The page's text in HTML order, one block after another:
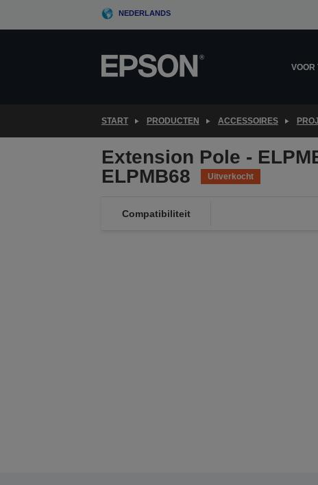
NEDERLANDS
VOOR
START PRODUCTEN ACCESSOIRES
Extension Pole -
ELPMB68
Uitverkocht
Compatibiliteit